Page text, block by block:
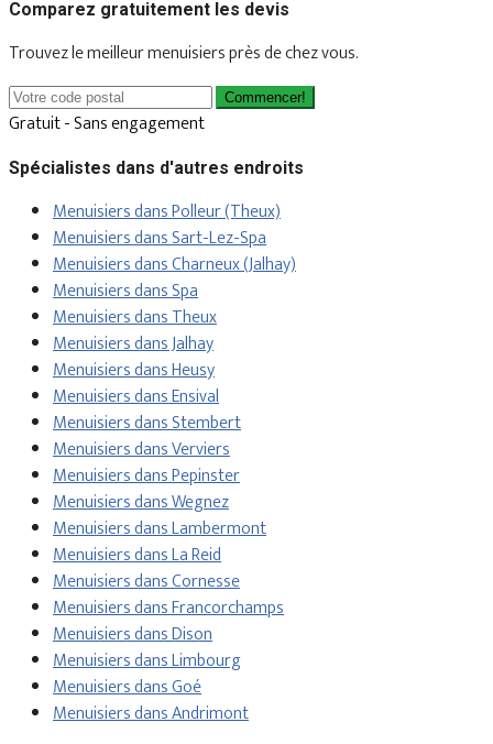
Comparez gratuitement les devis
Trouvez le meilleur menuisiers près de chez vous.
Commencer!
Gratuit - Sans engagement
Spécialistes dans d'autres endroits
Menuisiers dans Polleur (Theux)
Menuisiers dans Sart-Lez-Spa
Menuisiers dans Charneux (Jalhay)
Menuisiers dans Spa
Menuisiers dans Theux
Menuisiers dans Jalhay
Menuisiers dans Heusy
Menuisiers dans Ensival
Menuisiers dans Stembert
Menuisiers dans Verviers
Menuisiers dans Pepinster
Menuisiers dans Wegnez
Menuisiers dans Lambermont
Menuisiers dans La Reid
Menuisiers dans Cornesse
Menuisiers dans Francorchamps
Menuisiers dans Dison
Menuisiers dans Limbourg
Menuisiers dans Goé
Menuisiers dans Andrimont